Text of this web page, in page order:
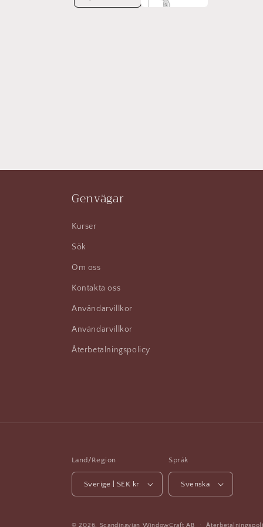
Genvägar
Kurser
Sök
Om oss
Kontakta oss
Användarvillkor
Användarvillkor
Återbetalningspolicy
Land/Region
Sverige | SEK kr
Språk
Svenska
© 2026, Scandinavian WindowCraft AB